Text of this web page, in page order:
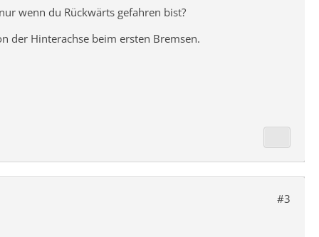
wenn du Rückwärts gefahren bist?
der Hinterachse beim ersten Bremsen.
#3